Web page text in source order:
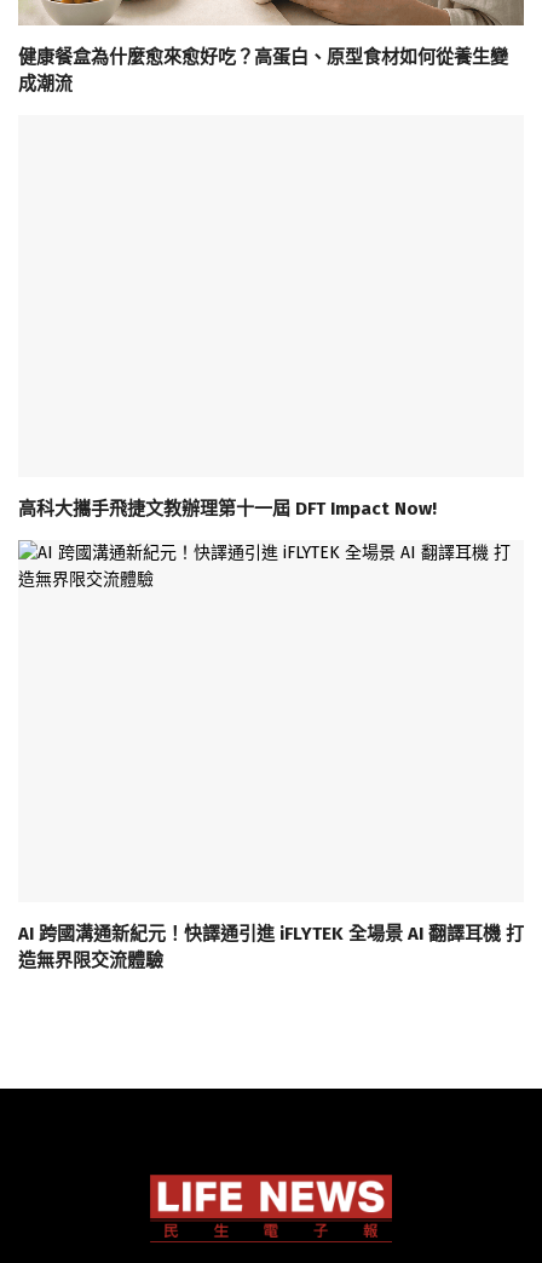
健康餐盒為什麼愈來愈好吃？高蛋白、原型食材如何從養生變
成潮流
高科大攜手飛捷文教辦理第十一屆 DFT Impact Now!
AI 跨國溝通新紀元！快譯通引進 iFLYTEK 全場景 AI 翻譯耳機 打
造無界限交流體驗